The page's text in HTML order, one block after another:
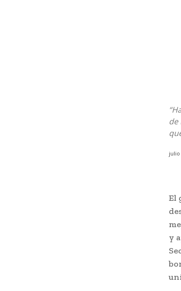
de
julio
El
y